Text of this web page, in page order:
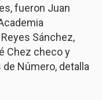
fueron Juan
Sánchez,
Chez checo y
Número, detalla